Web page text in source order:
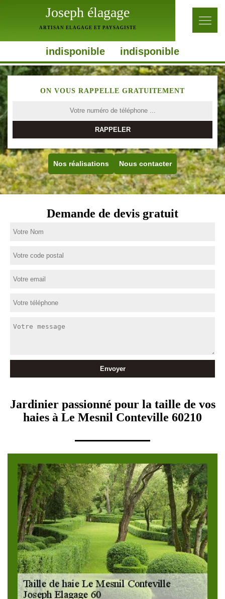
Joseph élagage
ARTISAN ELAGAGE ET PAYSAGISTE
indisponible indisponible
ON VOUS RAPPELLE GRATUITEMENT
Nos réalisations Nous contacter
Demande de devis gratuit
Jardinier passionné pour la taille de vos
haies à Le Mesnil Conteville 60210